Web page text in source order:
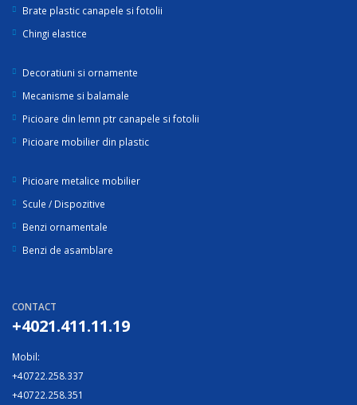
Brate plastic canapele si fotolii
Chingi elastice
Decoratiuni si ornamente
Mecanisme si balamale
Picioare din lemn ptr canapele si fotolii
Picioare mobilier din plastic
Picioare metalice mobilier
Scule / Dispozitive
Benzi ornamentale
Benzi de asamblare
CONTACT
+4021.411.11.19
Mobil:
+40722.258.337
+40722.258.351